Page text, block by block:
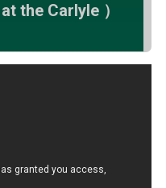
the Carlyle ）